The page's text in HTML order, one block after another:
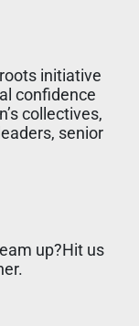
initiative
confidence
collectives,
senior
up?Hit us